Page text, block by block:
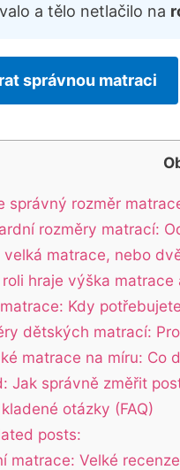
a tělo netlačilo na
správnou matraci
správný rozměr
rozměry matrací:
velká matrace, nebo
hraje výška
Kdy
dětských matrací:
matrace na míru: Co
Jak správně změřit
otázky (FAQ)
posts:
matrace: Velké